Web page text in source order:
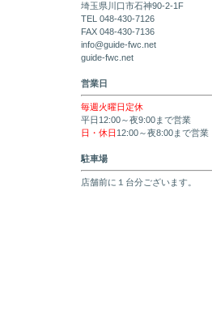
埼玉県川口市石神90-2-1F
TEL 048-430-7126
FAX 048-430-7136
info@guide-fwc.net
guide-fwc.net
営業日
毎週火曜日定休
平日12:00～夜9:00まで営業
日・休日 12:00～夜8:00まで営業
駐車場
店舗前に１台分ございます。